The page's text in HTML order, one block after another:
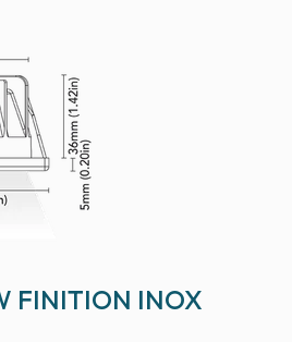
FINITION INOX